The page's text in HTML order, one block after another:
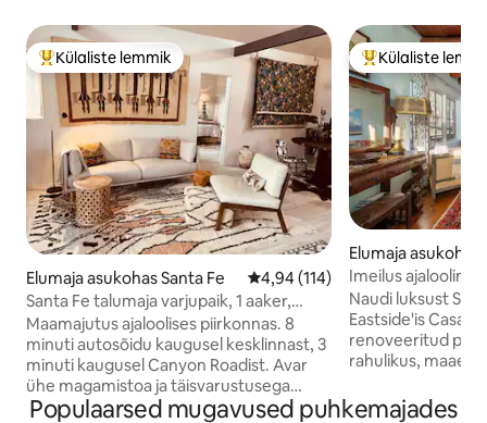
Külaliste suur lemmik
Külaliste lemmik
Elumaja asukohas Santa Fe Keskmine hinnang 4,94/5, 114
4,94 (114)
Santa Fe talumaja varjupaik, 1 aaker,
leiliruum
Maamajutus ajaloolises piirkonnas. 8
minuti autosõidu kaugusel kesklinnast, 3
minuti kaugusel Canyon Roadist. Avar
ühe magamistoa ja täisvarustusega
vannitoaga majutuskoht, kus on ka
Külaliste suur
Külaliste
Elumaja asukohas
Imeilus ajalooline
lähedal
Naudi luksust
Eastside'is Casa
renoveeritud
rahulikus,
lähedal. Casa Rinas on ühendatud 1930.
Populaarsed mugavused puhkemajades